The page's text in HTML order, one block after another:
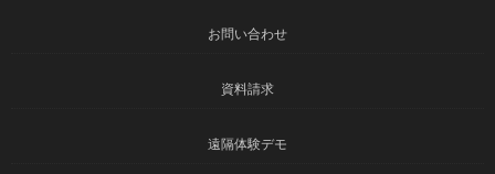
お問い合わせ
資料請求
遠隔体験デモ